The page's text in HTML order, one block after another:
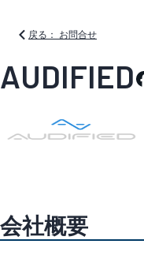
戻る： お問合せ
AUDIFIED
会社概要